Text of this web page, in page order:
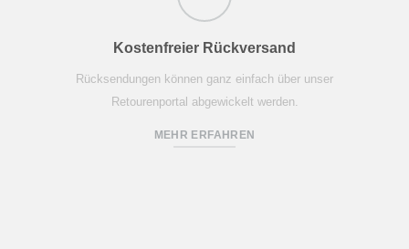
Kostenfreier Rückversand
Rücksendungen können ganz einfach über unser
Retourenportal abgewickelt werden.
MEHR ERFAHREN